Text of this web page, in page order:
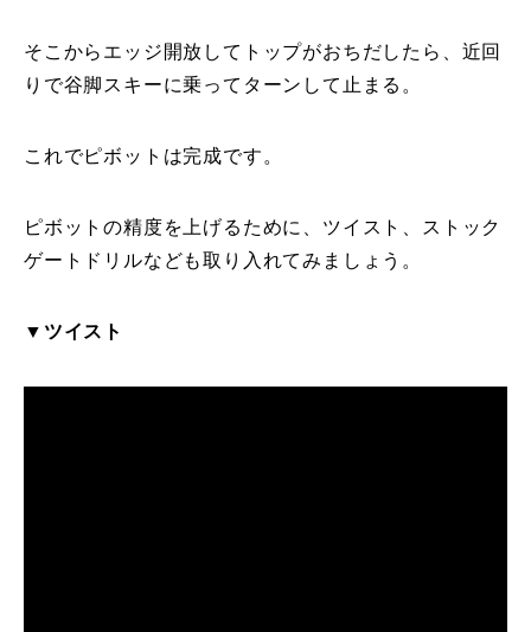
そこからエッジ開放してトップがおちだしたら、近回
りで谷脚スキーに乗ってターンして止まる。
これでピボットは完成です。
ピボットの精度を上げるために、ツイスト、ストック
ゲートドリルなども取り入れてみましょう。
▼ツイスト